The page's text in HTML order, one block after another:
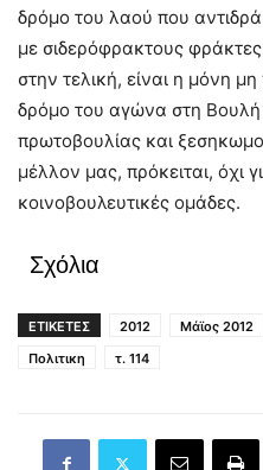
δρόμο του λαού που
με σιδερόφρακτους
στην τελική, είναι η μόνη
δρόμο του αγώνα στη
πρωτοβουλίας και
μέλλον μας, πρόκειται, όχι
κοινοβουλευτικές ομάδες.
Σχόλια
ΕΤΙΚΕΤΕΣ 2012 Μάϊος 2012
Πολιτικη
τ. 114